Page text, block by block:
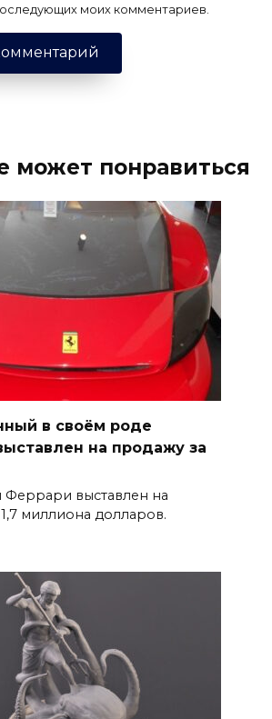
моих комментариев.
может понравиться
в своём роде
на продажу за
Феррари выставлен на
миллиона долларов.